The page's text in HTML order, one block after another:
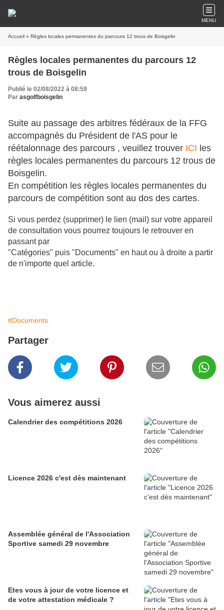
MENU
Accueil » Règles locales permanentes du parcours 12 trous de Boisgelin
Règles locales permanentes du parcours 12
trous de Boisgelin
Publié le 02/08/2022 à 08:59
Par asgolfboisgelin
Suite au passage des arbitres fédéraux de la FFG
accompagnés du Président de l'AS pour le
réétalonnage des parcours , veuillez trouver ICI les
règles locales permanentes du parcours 12 trous de
Boisgelin.
En compétition les règles locales permanentes du
parcours de compétition sont au dos des cartes.
Si vous perdez (supprimer) le lien (mail) sur votre appareil
de consultation vous pourrez toujours le retrouver en
passant par
"Catégories" puis "Documents" en haut ou à droite a partir
de n'importe quel article.
#Documents
Partager
Vous aimerez aussi
Calendrier des compétitions 2026
Licence 2026 c'est dès maintenant
Assemblée général de l'Association
Sportive samedi 29 novembre
Etes vous à jour de votre licence et
de votre attestation médicale ?